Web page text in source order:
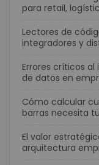
para retail,
Lectores de
integradores y
Errores críticos
de datos en
Cómo calcular
barras necesita
El valor
arquitectura